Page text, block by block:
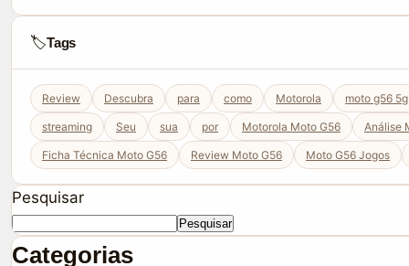
🏷️Tags
Review Descubra para como Motorola moto g56 5g
streaming Seu sua por Motorola Moto G56 Análise
Ficha Técnica Moto G56 Review Moto G56 Moto G56 Jogos
Pesquisar
Pesquisar
Categorias